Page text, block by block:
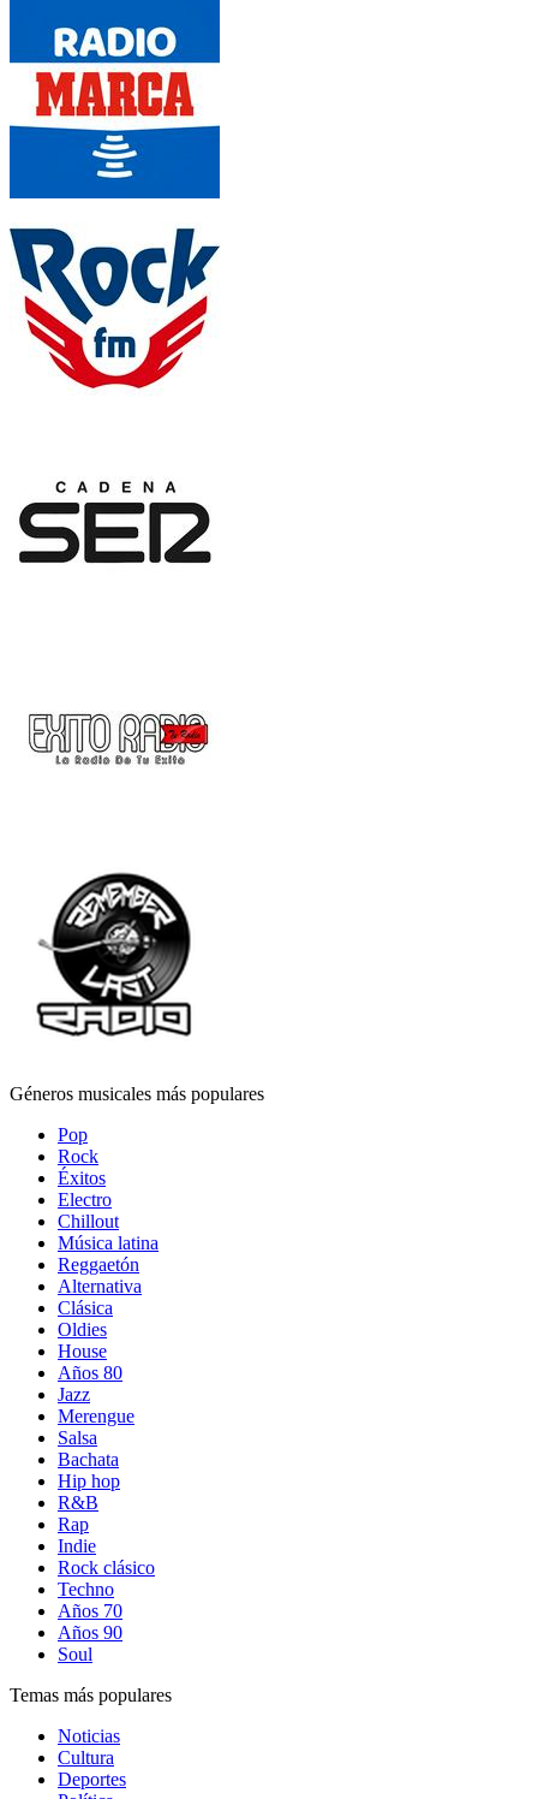
Géneros musicales más populares
Pop
Rock
Éxitos
Electro
Chillout
Música latina
Reggaetón
Alternativa
Clásica
Oldies
House
Años 80
Jazz
Merengue
Salsa
Bachata
Hip hop
R&B
Rap
Indie
Rock clásico
Techno
Años 70
Años 90
Soul
Temas más populares
Noticias
Cultura
Deportes